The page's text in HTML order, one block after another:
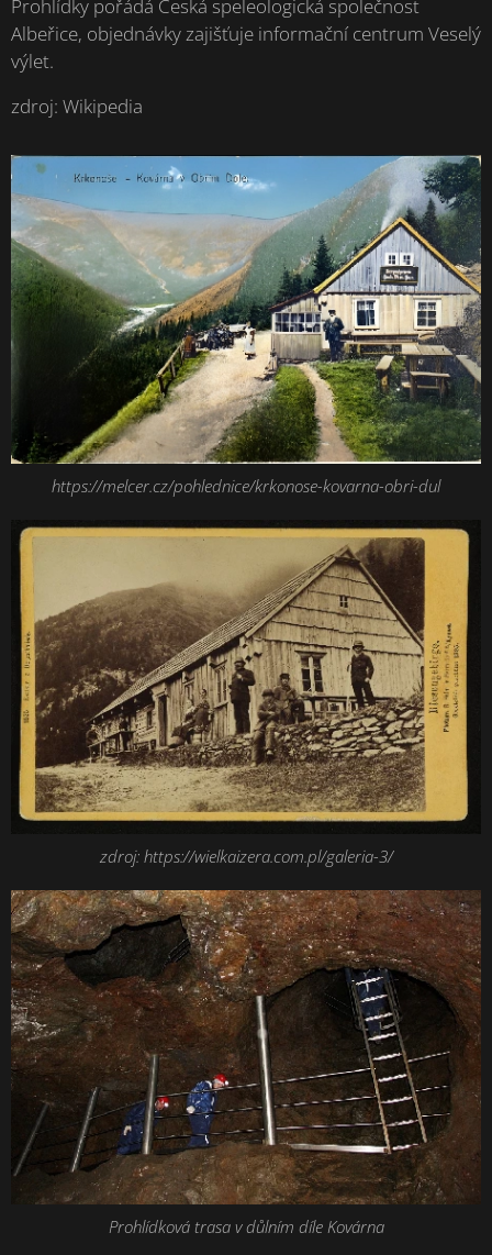
Prohlídky pořádá Česká speleologická společnost
Albeřice, objednávky zajišťuje informační centrum Veselý
výlet.
zdroj: Wikipedia
https://melcer.cz/pohlednice/krkonose-kovarna-obri-dul
zdroj: https://wielkaizera.com.pl/galeria-3/
Prohlídková trasa v důlním díle Kovárna